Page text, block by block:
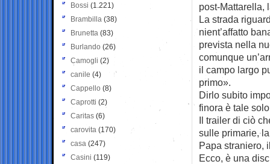
post-Mattarella,
La strada
nient’affatto
prevista nella
comunque
il campo largo
primo».
Dirlo subito
finora è tale
Il trailer di ciò
sulle primarie,
Papa straniero,
Ecco, è una
Bossi (1.221)
Brambilla (38)
Brunetta (83)
Burlando (26)
Camogli (2)
canile (4)
Cappello (8)
Caprotti (2)
Caritas (6)
carovita (170)
casa (247)
Casini (119)